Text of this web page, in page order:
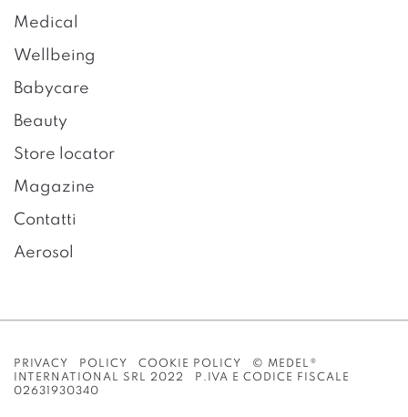
Medical
Wellbeing
Babycare
Beauty
Store locator
Magazine
Contatti
Aerosol
PRIVACY POLICY COOKIE POLICY
© MEDEL®
INTERNATIONAL SRL 2022 P.IVA E CODICE FISCALE
02631930340